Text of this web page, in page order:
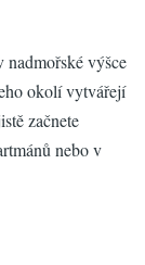
nadmořské výšce
okolí vytvářejí
začnete
nebo v